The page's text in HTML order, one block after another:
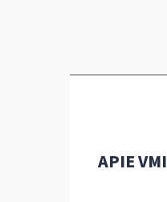
APIE VMI